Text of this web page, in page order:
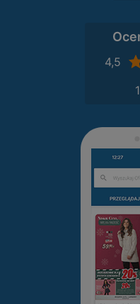
4,5